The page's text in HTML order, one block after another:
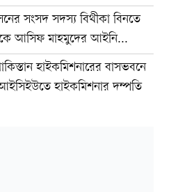
সংসদ সদস্য বিথীকা বিনতে
আসিফ মাহমুদের আইনি
হাইকমিশনারের বাসভবনে
হাইকমিশনার দম্পতি